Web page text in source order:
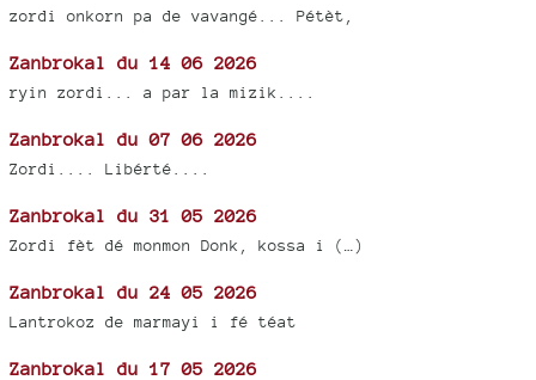
zordi onkorn pa de vavangé... Pétèt,
Zanbrokal du 14 06 2026
ryin zordi... a par la mizik....
Zanbrokal du 07 06 2026
Zordi.... Libérté....
Zanbrokal du 31 05 2026
Zordi fèt dé monmon Donk, kossa i (…)
Zanbrokal du 24 05 2026
Lantrokoz de marmayi i fé téat
Zanbrokal du 17 05 2026